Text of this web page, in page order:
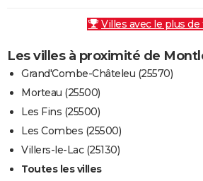
Villes avec le plus de
Les villes à proximité de
Grand'Combe-Châteleu (25570)
Morteau (25500)
Les Fins (25500)
Les Combes (25500)
Villers-le-Lac (25130)
Toutes les villes